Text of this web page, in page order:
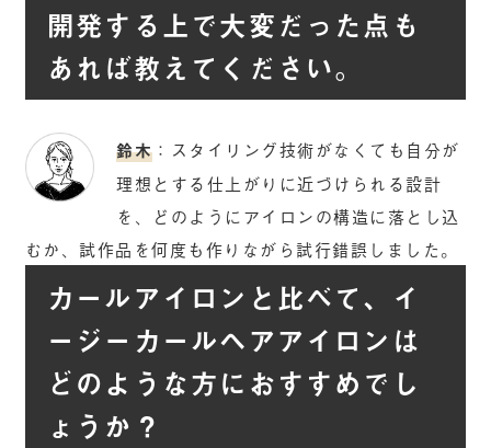
開発する上で大変だった点も
あれば教えてください。
鈴木 ：スタイリング技術がなくても自分が
理想とする仕上がりに近づけられる設計
を、どのようにアイロンの構造に落とし込
むか、試作品を何度も作りながら試行錯誤しました。
カールアイロンと比べて、イ
ージーカールヘアアイロンは
どのような方におすすめでし
ょうか？